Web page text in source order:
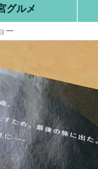
グルメ
ー